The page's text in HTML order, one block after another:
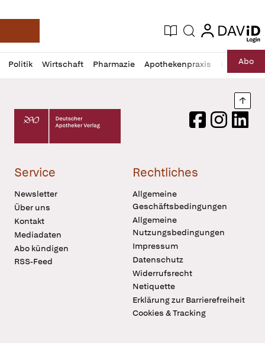
Deutsche Apotheker Zeitung
Aktuelle Ausgabe
Suche login
login
Politik Wirtschaft Pharmazie Apothekenpraxis RechtAbo
Profil
öffnen
Daz
Pur
Deutscher Apotheker Verlag Logo
FacebookInstagram
Service
Newsletter
Über uns
Kontakt
Mediadaten
Abo kündigen
RSS-Feed
Rechtliches
Allgemeine
Geschäftsbedingungen
Allgemeine
Nutzungsbedingungen
Impressum
Datenschutz
Widerrufsrecht
Netiquette
Erklärung zur Barrierefreiheit
Cookies & Tracking